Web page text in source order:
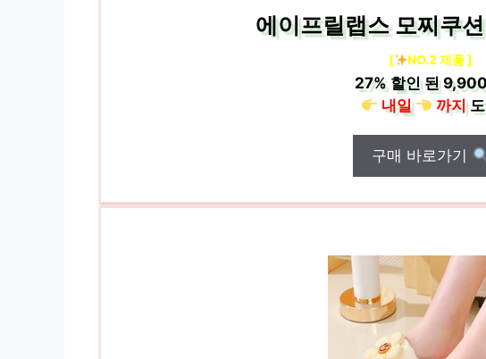
에이프릴랩스 모찌쿠
[ NO.2 제품 ]
27%할인 된
내일
까지
구매 바로가기